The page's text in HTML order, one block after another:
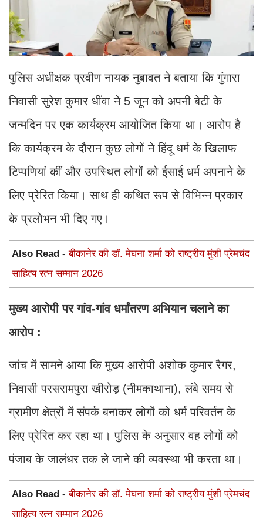
पुलिस अधीक्षक प्रवीण नायक नुबावत ने बताया कि गुंगारा
निवासी सुरेश कुमार धींवा ने 5 जून को अपनी बेटी के
जन्मदिन पर एक कार्यक्रम आयोजित किया था। आरोप है
कि कार्यक्रम के दौरान कुछ लोगों ने हिंदू धर्म के खिलाफ
टिप्पणियां कीं और उपस्थित लोगों को ईसाई धर्म अपनाने के
लिए प्रेरित किया। साथ ही कथित रूप से विभिन्न प्रकार
के प्रलोभन भी दिए गए।
Also Read -बीकानेर की डॉ. मेघना शर्मा को राष्ट्रीय मुंशी प्रेमचंद
साहित्य रत्न सम्मान 2026
मुख्य आरोपी पर गांव-गांव धर्मांतरण अभियान चलाने का
आरोप :
जांच में सामने आया कि मुख्य आरोपी अशोक कुमार रैगर,
निवासी परसरामपुरा खीरोड़ (नीमकाथाना), लंबे समय से
ग्रामीण क्षेत्रों में संपर्क बनाकर लोगों को धर्म परिवर्तन के
लिए प्रेरित कर रहा था। पुलिस के अनुसार वह लोगों को
पंजाब के जालंधर तक ले जाने की व्यवस्था भी करता था।
Also Read -बीकानेर की डॉ. मेघना शर्मा को राष्ट्रीय मुंशी प्रेमचंद
साहित्य रत्न सम्मान 2026